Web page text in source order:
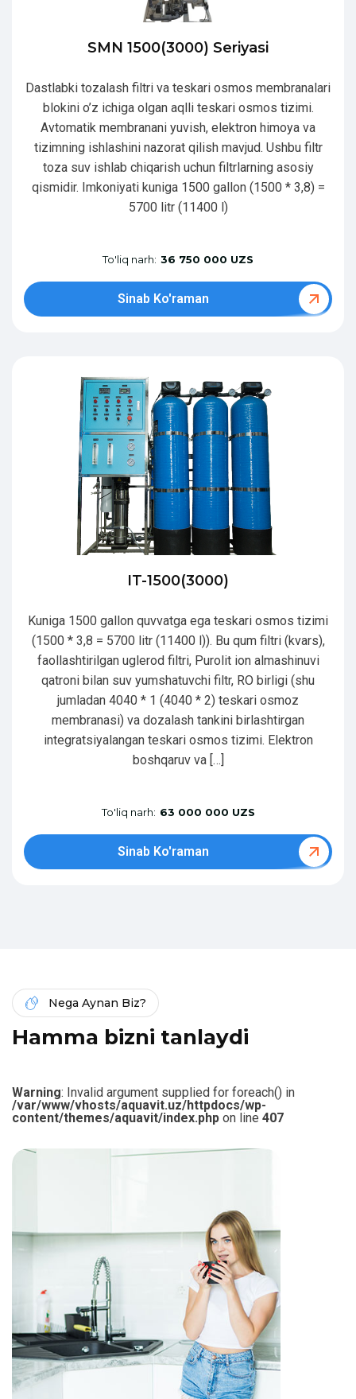
SMN 1500(3000) Seriyasi
Dastlabki tozalash filtri va teskari osmos membranalari
blokini o’z ichiga olgan aqlli teskari osmos tizimi.
Avtomatik membranani yuvish, elektron himoya va
tizimning ishlashini nazorat qilish mavjud. Ushbu filtr
toza suv ishlab chiqarish uchun filtrlarning asosiy
qismidir. Imkoniyati kuniga 1500 gallon (1500 * 3,8) =
5700 litr (11400 l)
To'liq narh: 36 750 000 UZS
Sinab Ko'raman
IT-1500(3000)
Kuniga 1500 gallon quvvatga ega teskari osmos tizimi
(1500 * 3,8 = 5700 litr (11400 l)). Bu qum filtri (kvars),
faollashtirilgan uglerod filtri, Purolit ion almashinuvi
qatroni bilan suv yumshatuvchi filtr, RO birligi (shu
jumladan 4040 * 1 (4040 * 2) teskari osmoz
membranasi) va dozalash tankini birlashtirgan
integratsiyalangan teskari osmos tizimi. Elektron
boshqaruv va […]
To'liq narh: 63 000 000 UZS
Sinab Ko'raman
Nega Aynan Biz?
Hamma bizni tanlaydi
Warning: Invalid argument supplied for foreach() in
/var/www/vhosts/aquavit.uz/httpdocs/wp-
content/themes/aquavit/index.php on line 407